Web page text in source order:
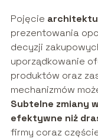
Pojęcie
prezentowania
decyzji
uporządkowanie
produktów oraz
mechanizmów
Subtelne zmiany
efektywne niż
firmy coraz